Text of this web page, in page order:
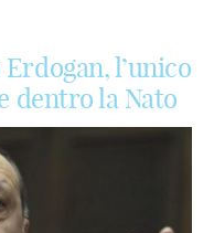
l’unico
dentro la Nato